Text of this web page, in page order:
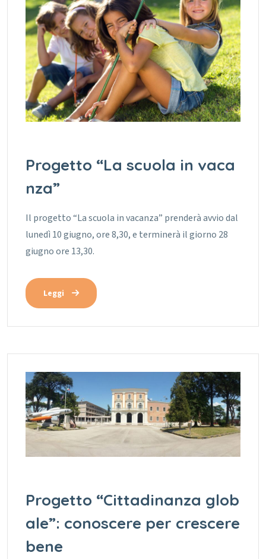
Progetto “La scuola in vaca
nza”
Il progetto “La scuola in vacanza” prenderà avvio dal
lunedì 10 giugno, ore 8,30, e terminerà il giorno 28
giugno ore 13,30.
Leggi
Progetto “Cittadinanza glob
ale”: conoscere per crescere
bene